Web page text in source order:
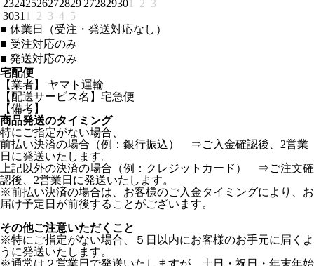
23242526272829
3031 1 2 3 4 5
272829301 2 3
■ 休業日（受注・発送対応なし）
■ 受注対応のみ
■ 発送対応のみ
宅配便
【業者】 ヤマト運輸
【配送サービス名】宅急便
【備考】
商品発送のタイミング
特にご指定がない場合、
前払い決済の場合（例：銀行振込） ⇒ご入金確認後、2営業
日に発送いたします。
上記以外の決済の場合（例：クレジットカード） ⇒ご注文確
認後、2営業日に発送いたします。
※前払い決済の場合は、お客様のご入金タイミングにより、お
届け予定日が前後することがございます。
その他ご注意いただくこと
※特にご指定がない場合、５日以内にお客様のお手元に届くよ
うに発送いたします。